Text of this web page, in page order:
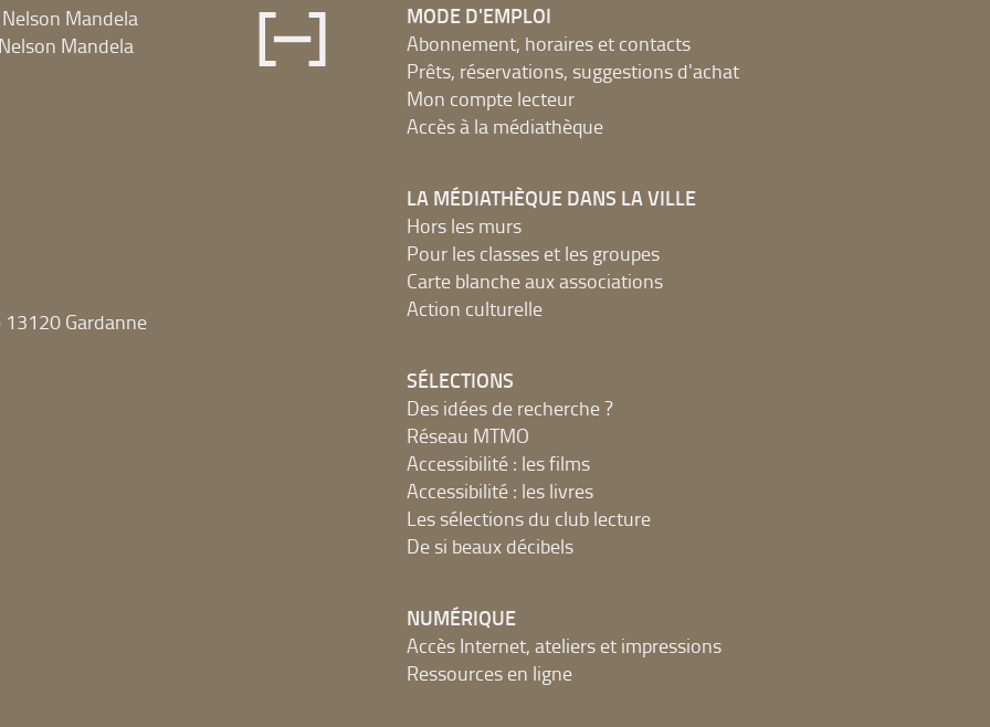
Mandela
Mandela
Gardanne
MODE D'EMPLOI
Abonnement, horaires et contacts
Prêts, réservations, suggestions d'achat
Mon compte lecteur
Accès à la médiathèque
LA MÉDIATHÈQUE DANS LA VILLE
Hors les murs
Pour les classes et les groupes
Carte blanche aux associations
Action culturelle
SÉLECTIONS
Des idées de recherche ?
Réseau MTMO
Accessibilité : les films
Accessibilité : les livres
Les sélections du club lecture
De si beaux décibels
NUMÉRIQUE
Accès Internet, ateliers et impressions
Ressources en ligne